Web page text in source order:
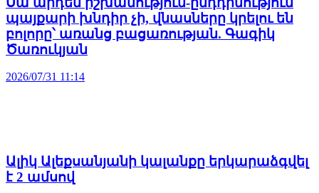
պայքարի խնդիր չի, վնասները կրելու են
բոլորը՝ առանց բացառության. Գագիկ
Ծառուկյան
2026/07/31 11:14
Ալիկ Ալեքսանյանի կալանքը երկարաձգվել
է 2 ամսով